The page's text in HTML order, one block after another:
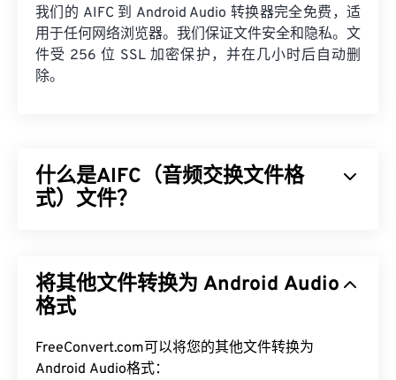
我们的 AIFC 到 Android Audio 转换器完全免费，适
用于任何网络浏览器。我们保证文件安全和隐私。文
件受 256 位 SSL 加密保护，并在几小时后自动删
除。
什么是AIFC（音频交换文件格
式）文件？
息。有时，AIFC 和 AIFF 的文件扩展名看起来可以
互换，即使以“C”结尾的扩展名才是正确的名称。
如何打开 AIFC 文件？
将其他文件转换为 Android Audio
格式
FreeConvert.com可以将您的其他文件转换为
Android Audio格式：